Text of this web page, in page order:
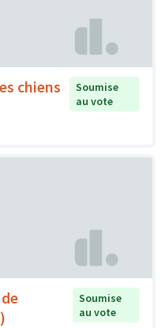
chiens
Soumise
au vote
Soumise
au vote